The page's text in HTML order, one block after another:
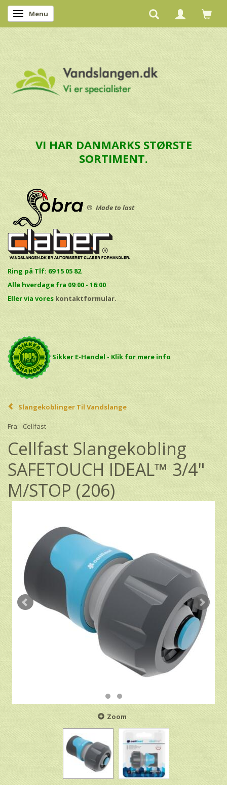
Skifte navigation
Menu
VI HAR DANMARKS STØRSTE
SORTIMENT.
® Made to last
Ring på Tlf: 69 15 05 82
Alle hverdage fra 09:00 - 16:00
Eller via vores kontaktformular.
Sikker E-Handel - Klik for mere info
Slangekoblinger Til Vandslange
Fra: Cellfast
Cellfast Slangekobling
SAFETOUCH IDEAL™ 3/4"
M/STOP (206)
Zoom